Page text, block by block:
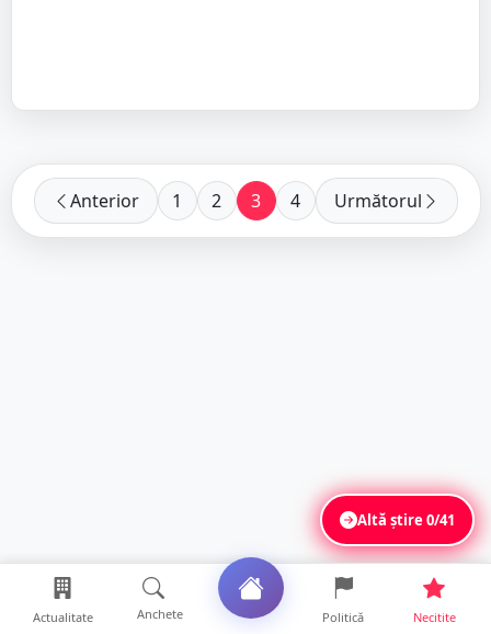
Anterior 1 2 3 4 Următorul
Altă știre0/41
Actualitate Anchete Politică Necitite